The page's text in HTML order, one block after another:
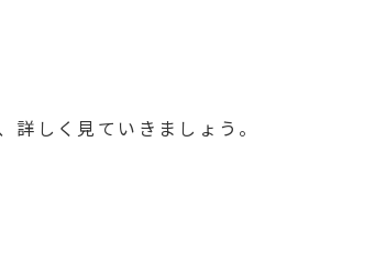
しく見ていきましょう。